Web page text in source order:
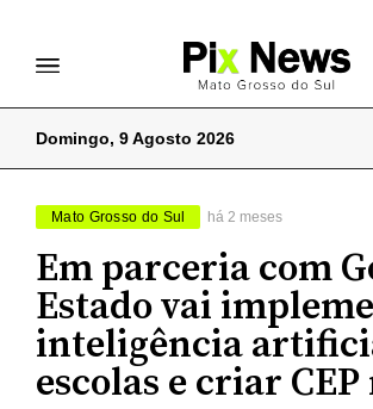
Domingo, 9 Agosto 2026
Mato Grosso do Sul há 2 meses
Em parceria com
Estado vai
inteligência
escolas e criar